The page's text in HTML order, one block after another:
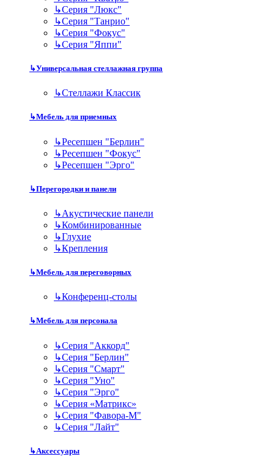
↳Серия "Люкс"
↳Серия "Танрио"
↳Серия "Фокус"
↳Серия "Яппи"
↳Универсальная стеллажная группа
↳Стеллажи Классик
↳Мебель для приемных
↳Ресепшен "Берлин"
↳Ресепшен "Фокус"
↳Ресепшен "Эрго"
↳Перегородки и панели
↳Акустические панели
↳Комбинированные
↳Глухие
↳Крепления
↳Мебель для переговорных
↳Конференц-столы
↳Мебель для персонала
↳Серия "Аккорд"
↳Серия "Берлин"
↳Серия "Смарт"
↳Серия "Уно"
↳Серия "Эрго"
↳Серия «Матрикс»
↳Серия "Фавора-М"
↳Серия "Лайт"
↳Аксессуары